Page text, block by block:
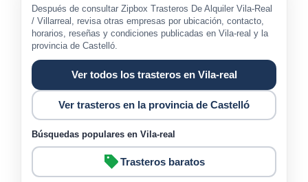
Después de consultar Zipbox Trasteros De Alquiler Vila-Real
/ Villarreal, revisa otras empresas por ubicación, contacto,
horarios, reseñas y condiciones publicadas en Vila-real y la
provincia de Castelló.
Ver todos los trasteros en Vila-real
Ver trasteros en la provincia de Castelló
Búsquedas populares en Vila-real
Trasteros baratos